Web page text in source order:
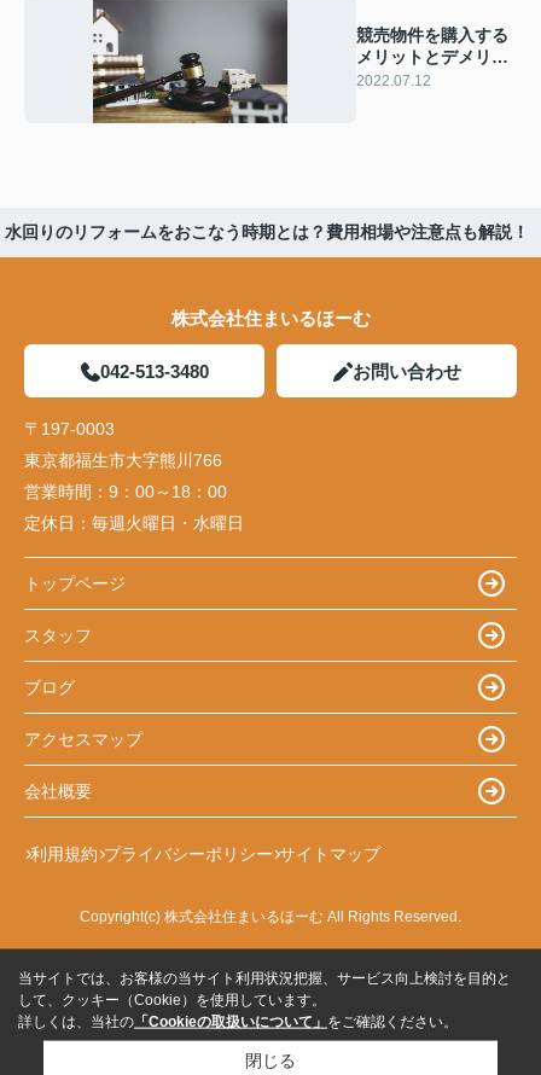
競売物件を購入する
メリットとデメリッ
トとは？
2022.07.12
水回りのリフォームをおこなう時期とは？費用相場や注意点も解説！
株式会社住まいるほーむ
042-513-3480 お問い合わせ
〒197-0003
東京都福生市大字熊川766
営業時間： 9：00～18：00
定休日： 毎週火曜日・水曜日
トップページ
スタッフ
ブログ
アクセスマップ
会社概要
利用規約 プライバシーポリシー サイトマップ
Copyright(c) 株式会社住まいるほーむ All Rights Reserved.
当サイトでは、お客様の当サイト利用状況把握、サービス向上検討を目的と
して、クッキー（Cookie）を使用しています。
詳しくは、当社の 「Cookieの取扱いについて」 をご確認ください。
閉じる